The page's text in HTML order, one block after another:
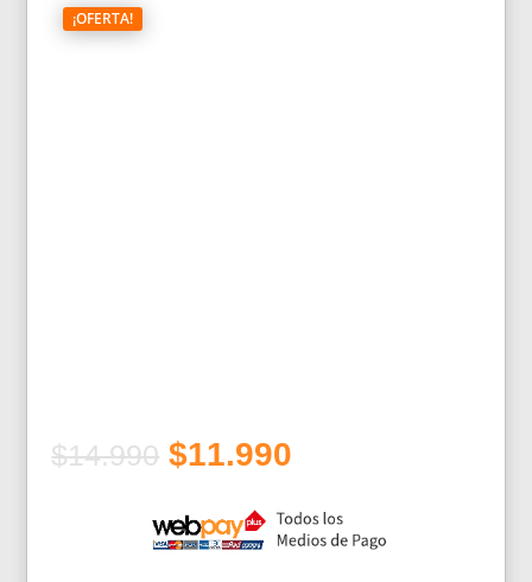
¡OFERTA!
$14.990 El
precio
era:
$14.990.
$11.990
es:
$11.990.